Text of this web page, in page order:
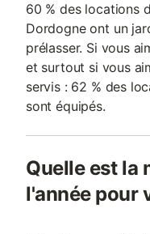
60 % des locations
Dordogne ont un
prélasser. Si vous
et surtout si vous
servis : 62 % des
sont équipés.
Quelle est la
l'année pour